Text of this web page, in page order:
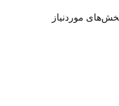
موردنیاز